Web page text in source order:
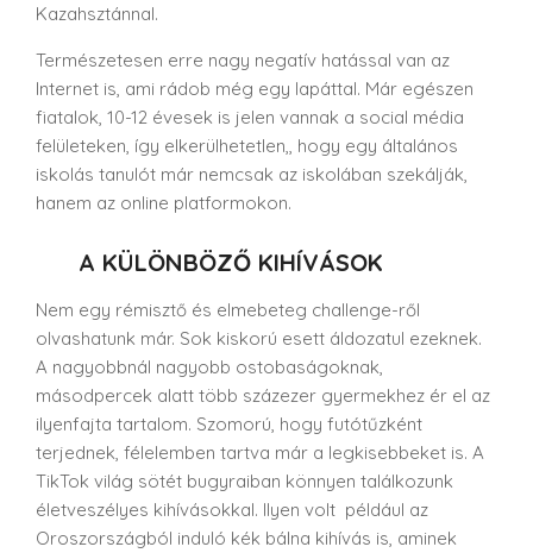
Kazahsztánnal.
Természetesen erre nagy negatív hatással van az
Internet is, ami rádob még egy lapáttal. Már egészen
fiatalok, 10-12 évesek is jelen vannak a social média
felületeken, így elkerülhetetlen,, hogy egy általános
iskolás tanulót már nemcsak az iskolában szekálják,
hanem az online platformokon.
A KÜLÖNBÖZŐ KIHÍVÁSOK
Nem egy rémisztő és elmebeteg challenge-ről
olvashatunk már. Sok kiskorú esett áldozatul ezeknek.
A nagyobbnál nagyobb ostobaságoknak,
másodpercek alatt több százezer gyermekhez ér el az
ilyenfajta tartalom. Szomorú, hogy futótűzként
terjednek, félelemben tartva már a legkisebbeket is. A
TikTok világ sötét bugyraiban könnyen találkozunk
életveszélyes kihívásokkal. Ilyen volt például az
Oroszországból induló kék bálna kihívás is, aminek